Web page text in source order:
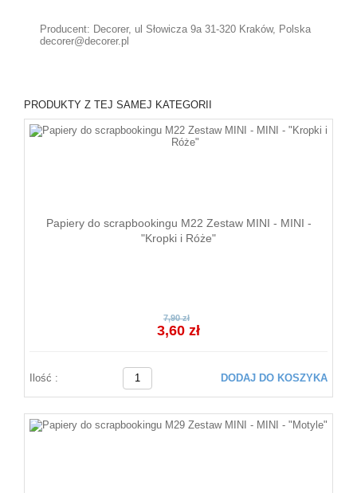
Producent: Decorer, ul Słowicza 9a 31-320 Kraków, Polska
decorer@decorer.pl
PRODUKTY Z TEJ SAMEJ KATEGORII
Papiery do scrapbookingu M22 Zestaw MINI - MINI -
"Kropki i Róże"
7,90 zł
3,60 zł
Ilość : DODAJ DO KOSZYKA